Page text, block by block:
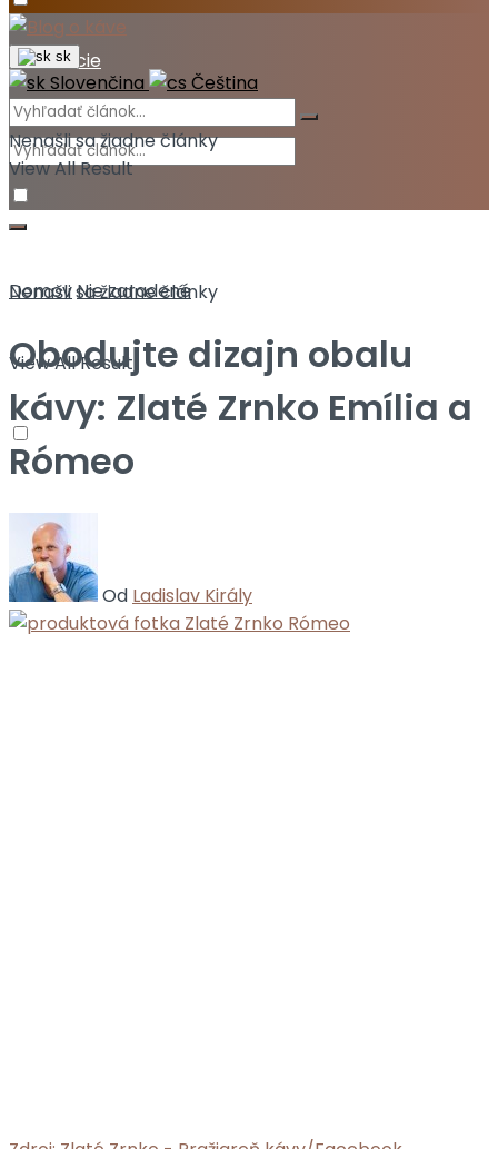
Akcie
Nenašli sa žiadne články
View All Result
sk
Slovenčina Čeština
Nenašli sa žiadne články
View All Result
DomovNie zaradené
Obodujte dizajn obalu
kávy: Zlaté Zrnko Emília a
Rómeo
Od Ladislav Király